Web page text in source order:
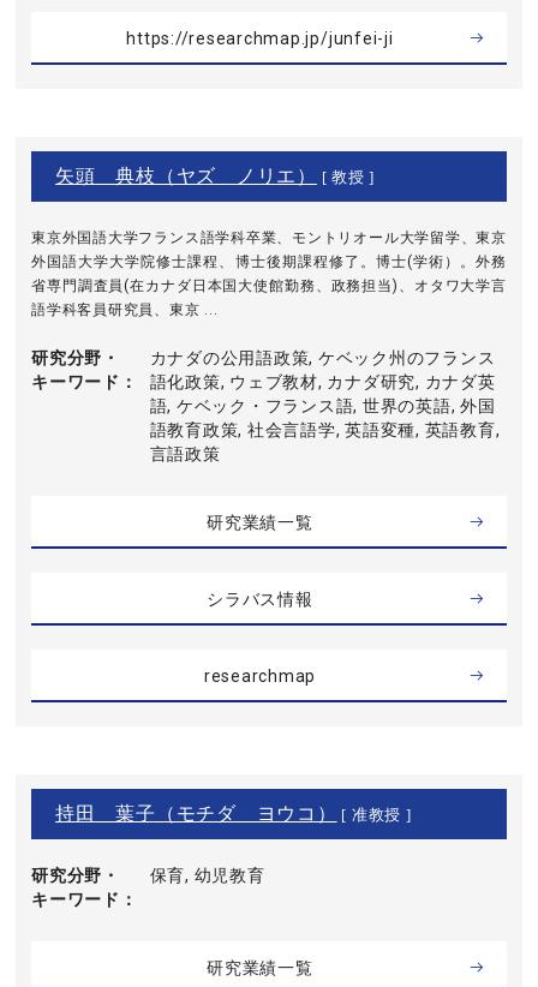
https://researchmap.jp/junfei-ji
矢頭 典枝（ヤズ ノリエ） [ 教授 ]
東京外国語大学フランス語学科卒業、モントリオール大学留学、東京
外国語大学大学院修士課程、博士後期課程修了。博士(学術）。外務
省専門調査員(在カナダ日本国大使館勤務、政務担当)、オタワ大学言
語学科客員研究員、東京 ...
研究分野・
キーワード
カナダの公用語政策, ケベック州のフランス
語化政策, ウェブ教材, カナダ研究, カナダ英
語, ケベック・フランス語, 世界の英語, 外国
語教育政策, 社会言語学, 英語変種, 英語教育,
言語政策
研究業績一覧
シラバス情報
researchmap
持田 葉子（モチダ ヨウコ） [ 准教授 ]
研究分野・
キーワード
保育, 幼児教育
研究業績一覧